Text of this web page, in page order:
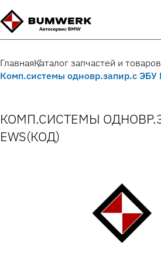
ГлавнаяКаталог запчастей и товаров
Комп.системы одновр.запир.с ЭБУ
КОМП.СИСТЕМЫ
EWS(КОД)